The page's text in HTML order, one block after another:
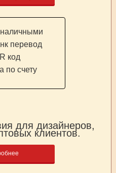
перевод
код
по счету
для дизайнеров,
клиентов.